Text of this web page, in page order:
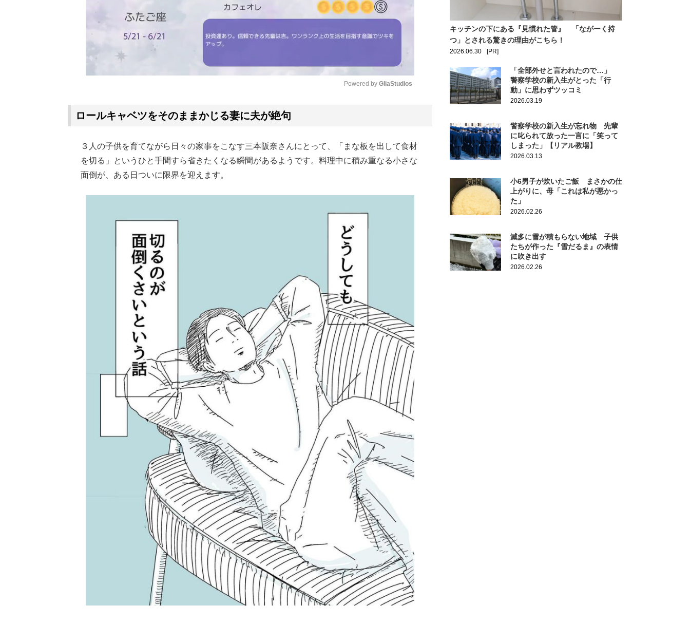
Powered by GliaStudios
ロールキャベツをそのままかじる妻に夫が絶句
３人の子供を育てながら日々の家事をこなす三本阪奈さんにとって、「まな板を出して食材
を切る」というひと手間すら省きたくなる瞬間があるようです。料理中に積み重なる小さな
面倒が、ある日ついに限界を迎えます。
キッチンの下にある『見慣れた管』 「ながーく持
つ」とされる驚きの理由がこちら！
2026.06.30 [PR]
「全部外せと言われたので…」
警察学校の新入生がとった「行
動」に思わずツッコミ
2026.03.19
警察学校の新入生が忘れ物 先輩
に叱られて放った一言に「笑って
しまった」【リアル教場】
2026.03.13
小6男子が炊いたご飯 まさかの仕
上がりに、母「これは私が悪かっ
た」
2026.02.26
滅多に雪が積もらない地域 子供
たちが作った『雪だるま』の表情
に吹き出す
2026.02.26